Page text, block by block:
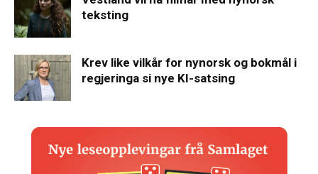
teksting
Krev like vilkår for nynorsk og bokmål i
regjeringa si nye KI-satsing